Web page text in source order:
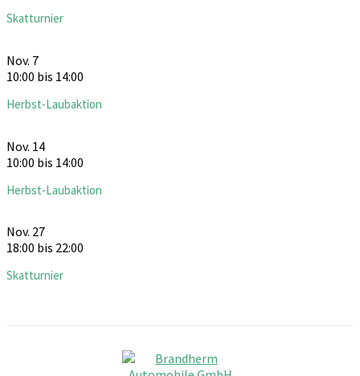
Skatturnier
Nov. 7
10:00 bis 14:00
Herbst-Laubaktion
Nov. 14
10:00 bis 14:00
Herbst-Laubaktion
Nov. 27
18:00 bis 22:00
Skatturnier